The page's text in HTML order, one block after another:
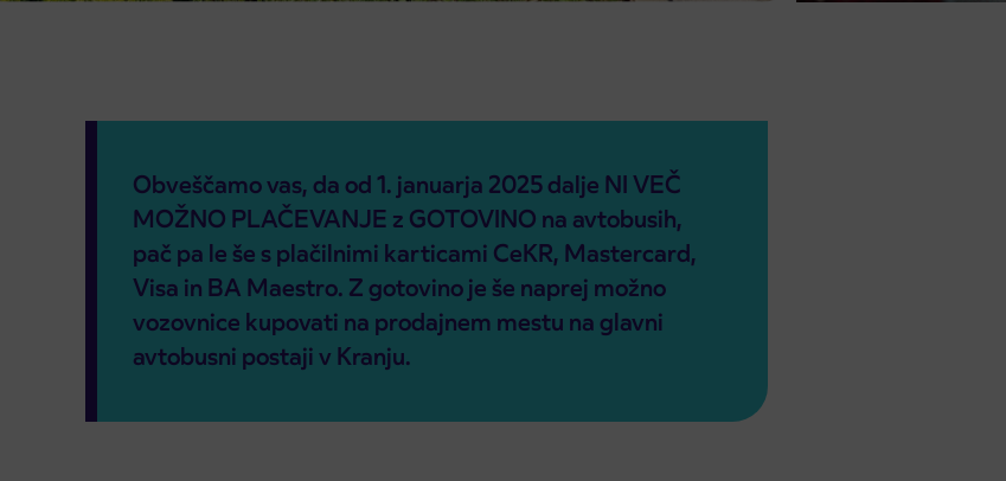
Obveščamo vas, da od 1. januarja 2025 dalje NI VEČ
MOŽNO PLAČEVANJE z GOTOVINO na avtobusih,
pač pa le še s plačilnimi karticami CeKR, Mastercard,
Visa in BA Maestro. Z gotovino je še naprej možno
vozovnice kupovati na prodajnem mestu na glavni
avtobusni postaji v Kranju.